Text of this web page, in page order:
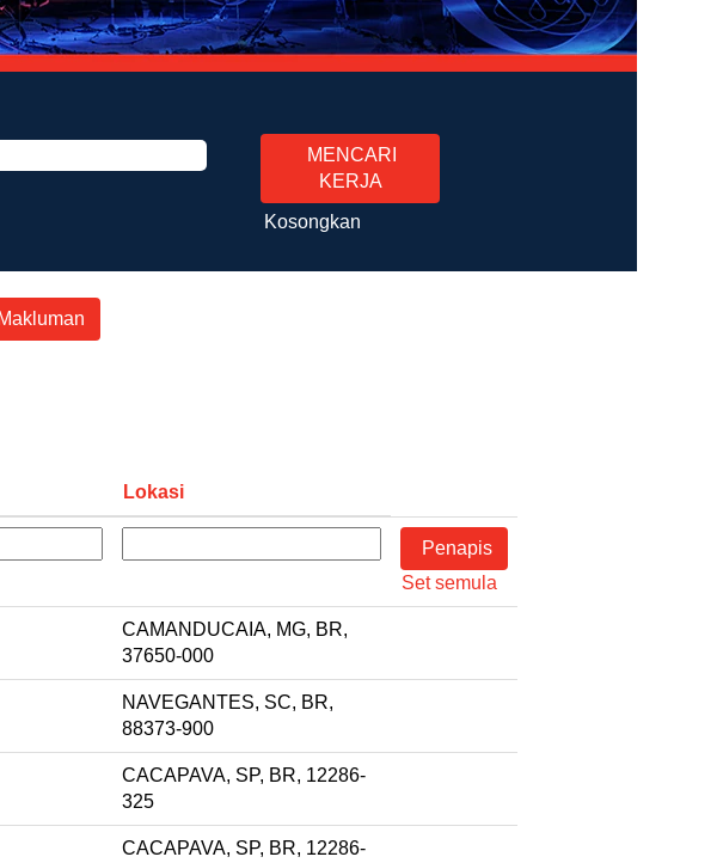
Kosongkan
Lokasi
Set semula
CAMANDUCAIA, MG, BR,
37650-000
NAVEGANTES, SC, BR,
88373-900
CACAPAVA, SP, BR, 12286-
325
CACAPAVA, SP, BR, 12286-